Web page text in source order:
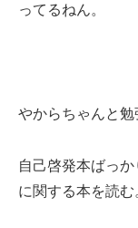
ってるねん。
やからちゃんと勉
自己啓発本ばっ
に関する本を読む